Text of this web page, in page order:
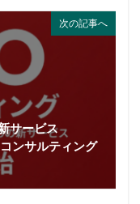
次の記事へ
サービス
ンサルティング